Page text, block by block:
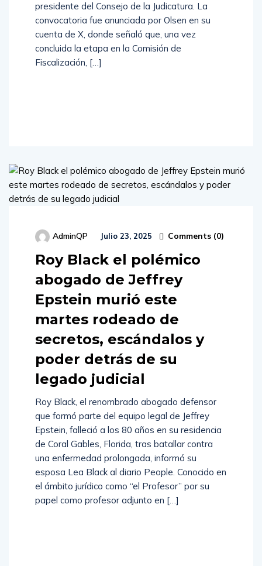
presidente del Consejo de la Judicatura. La
convocatoria fue anunciada por Olsen en su
cuenta de X, donde señaló que, una vez
concluida la etapa en la Comisión de
Fiscalización, […]
AdminQP Julio 23, 2025 Comments (0)
Roy Black el polémico
abogado de Jeffrey
Epstein murió este
martes rodeado de
secretos, escándalos y
poder detrás de su
legado judicial
Roy Black, el renombrado abogado defensor
que formó parte del equipo legal de Jeffrey
Epstein, falleció a los 80 años en su residencia
de Coral Gables, Florida, tras batallar contra
una enfermedad prolongada, informó su
esposa Lea Black al diario People. Conocido en
el ámbito jurídico como “el Profesor” por su
papel como profesor adjunto en […]